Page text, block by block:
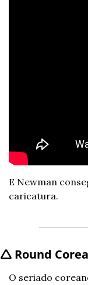
E Newman
caricatura.
🛆 Round
O seriado